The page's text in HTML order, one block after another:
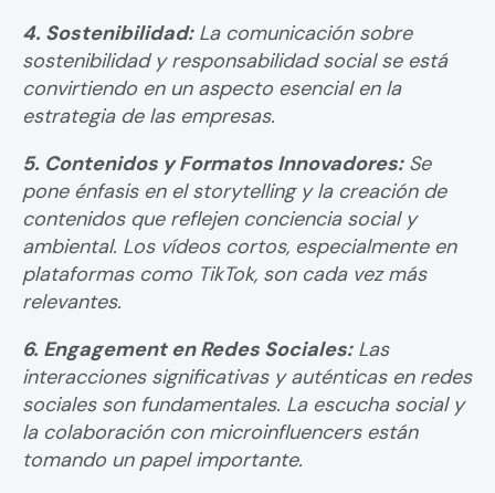
4. Sostenibilidad:La comunicación sobre
sostenibilidad y responsabilidad social se está
convirtiendo en un aspecto esencial en la
estrategia de las empresas.
5. Contenidos y Formatos Innovadores:Se
pone énfasis en el storytelling y la creación de
contenidos que reflejen conciencia social y
ambiental. Los vídeos cortos, especialmente en
plataformas como TikTok, son cada vez más
relevantes.
6. Engagement en Redes Sociales:Las
interacciones significativas y auténticas en redes
sociales son fundamentales. La escucha social y
la colaboración con microinfluencers están
tomando un papel importante.